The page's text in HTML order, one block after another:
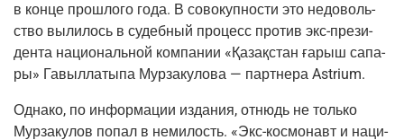
в кон­це про­шло­го года. В сово­куп­но­сти это недо­воль­
ство выли­лось в судеб­ный про­цесс про­тив экс-пре­зи­
ден­та наци­о­наль­ной ком­па­нии «Қаза­қстан ғарыш сапа­
ры» Гавыл­ла­ты­па Мур­за­ку­ло­ва — парт­не­ра Astrium.
Одна­ко, по инфор­ма­ции изда­ния, отнюдь не толь­ко
Мур­за­ку­лов попал в неми­лость. «Экс-кос­мо­навт и наци­